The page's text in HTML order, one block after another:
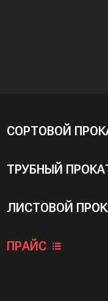
СОРТОВОЙ
ТРУБНЫЙ
ЛИСТОВОЙ
ПРАЙС